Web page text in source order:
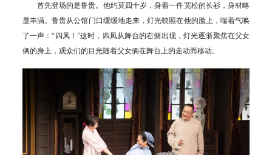
首先登场的是鲁贵。他约莫四十岁，身着一件宽松的长衫，身材略
显丰满。鲁贵从公馆门口缓缓地走来，灯光映照在他的脸上，喘着气唤
了一声：“四凤！”这时，四凤从舞台的右侧出现，灯光逐渐聚焦在父女
俩的身上，观众们的目光随着父女俩在舞台上的走动而移动。